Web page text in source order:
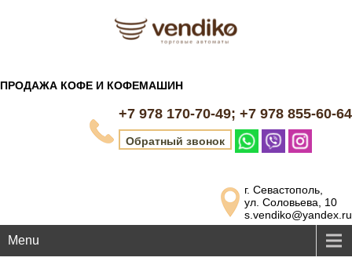
ПРОДАЖА КОФЕ И КОФЕМАШИН
+7 978 170-70-49; +7 978 855-60-64
Обратный звонок
г. Севастополь,
ул. Соловьева, 10
s.vendiko@yandex.ru
Menu